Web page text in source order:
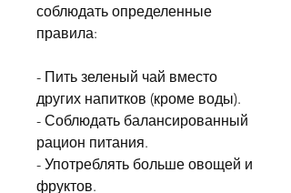
соблюдать определенные
правила:
- Пить зеленый чай вместо
других напитков (кроме воды).
- Соблюдать балансированный
рацион питания.
- Употреблять больше овощей и
фруктов.